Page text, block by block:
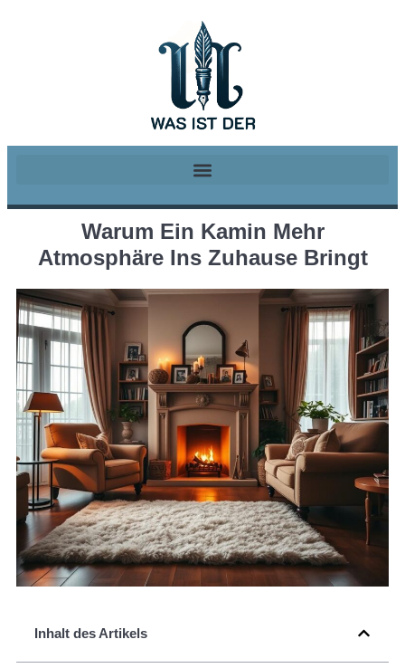
Warum Ein Kamin Mehr
Atmosphäre Ins Zuhause Bringt
Inhalt des Artikels